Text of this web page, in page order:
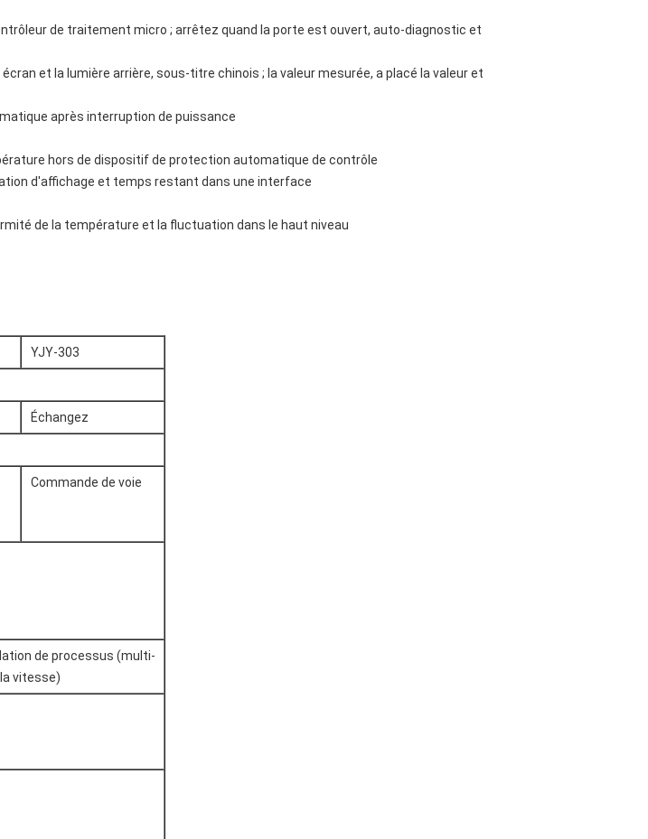
de traitement micro ; arrêtez quand la porte est ouvert, auto-diagnostic et
et la lumière arrière, sous-titre chinois ; la valeur mesurée, a placé la valeur et
après interruption de puissance
hors de dispositif de protection automatique de contrôle
d'affichage et temps restant dans une interface
de la température et la fluctuation dans le haut niveau
YJY-303
Échangez
Commande de voie
de processus (multi-
vitesse)